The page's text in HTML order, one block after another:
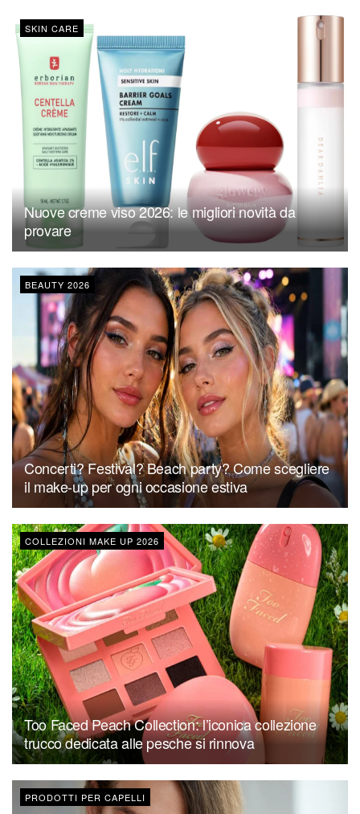
SKIN CARE
Nuove creme viso 2026: le migliori novità da
provare
BEAUTY 2026
Concerti? Festival? Beach party? Come scegliere
il make-up per ogni occasione estiva
COLLEZIONI MAKE UP 2026
Too Faced Peach Collection: l’iconica collezione
trucco dedicata alle pesche si rinnova
PRODOTTI PER CAPELLI